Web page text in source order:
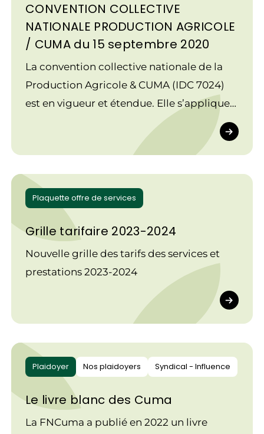
CONVENTION COLLECTIVE
NATIONALE PRODUCTION AGRICOLE
/ CUMA du 15 septembre 2020
La convention collective nationale de la
Production Agricole & CUMA (IDC 7024)
est en vigueur et étendue. Elle s’applique
Plaquette offre de services
Grille tarifaire 2023-2024
Nouvelle grille des tarifs des services et
prestations 2023-2024
Plaidoyer Nos plaidoyers Syndical - Influence
Le livre blanc des Cuma
La FNCuma a publié en 2022 un livre